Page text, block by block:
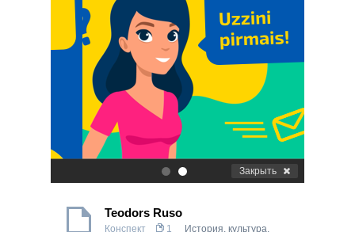
. Закрыть
Teodors Ruso
Конспект 1 История, культура,